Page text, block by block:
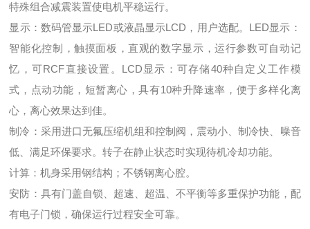
特殊组合减震装置使电机平稳运行。
显示：数码管显示LED或液晶显示LCD，用户选配。LED显示：
智能化控制，触摸面板，直观的数字显示，运行参数可自动记
忆，可RCF直接设置。LCD显示：可存储40种自定义工作模
式，点动功能，短暂离心，具有10种升降速率，便于多样化离
心，离心效果达到佳。
制冷：采用进口无氟压缩机组和控制阀，震动小、制冷快、噪音
低、满足环保要求。转子在静止状态时实现待机冷却功能。
计算：机身采用钢结构；不锈钢离心腔。
安防：具有门盖自锁、超速、超温、不平衡等多重保护功能，配
有电子门锁，确保运行过程安全可靠。